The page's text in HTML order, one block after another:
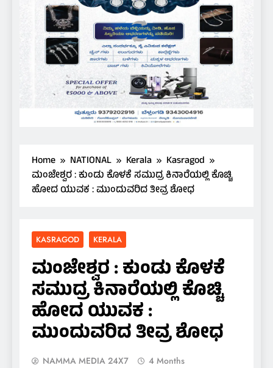
Home NATIONAL Kerala
Kasragod
ಮಂಜೇಶ್ವರ : ಕುಂಡು ಕೊಳಕೆ ಸಮುದ್ರ ಕಿನಾರೆಯಲ್ಲಿ ಕೊಚ್ಚಿ
ಹೋದ ಯುವಕ : ಮುಂದುವರಿದ ತೀವ್ರ ಶೋಧ
KASRAGOD KERALA
ಮಂಜೇಶ್ವರ : ಕುಂಡು ಕೊಳಕೆ
ಸಮುದ್ರ ಕಿನಾರೆಯಲ್ಲಿ ಕೊಚ್ಚಿ
ಹೋದ ಯುವಕ :
ಮುಂದುವರಿದ ತೀವ್ರ ಶೋಧ
NAMMA MEDIA 24X7
4 Months